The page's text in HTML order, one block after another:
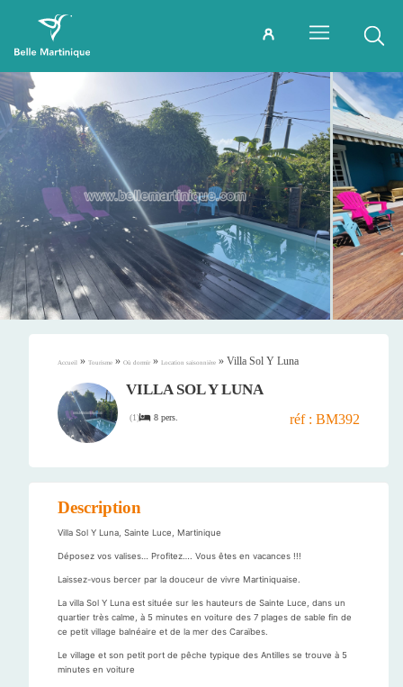
Accueil » Tourisme » Où dormir » Location saisonnière » Villa Sol Y Luna
VILLA SOL Y LUNA
(1) 8 pers. réf : BM392
Description
Villa Sol Y Luna, Sainte Luce, Martinique
Déposez vos valises… Profitez…. Vous êtes en vacances !!!
Laissez-vous bercer par la douceur de vivre Martiniquaise.
La villa Sol Y Luna est située sur les hauteurs de Sainte Luce, dans un
quartier très calme, à 5 minutes en voiture des 7 plages de sable fin de
ce petit village balnéaire et de la mer des Caraïbes.
Le village et son petit port de pêche typique des Antilles se trouve à 5
minutes en voiture